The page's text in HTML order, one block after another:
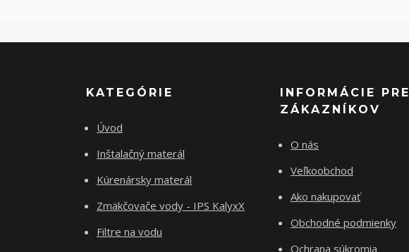
KATEGÓRIE
Úvod
Inštalačný materál
Kúrenársky materál
Zmäkčovače vody - IPS KalyxX
Filtre na vodu
INFORMÁCIE PRE
ZÁKAZNÍKOV
O nás
Veľkoobchod
Ako nakupovať
Obchodné podmienky
Ochrana súkromia